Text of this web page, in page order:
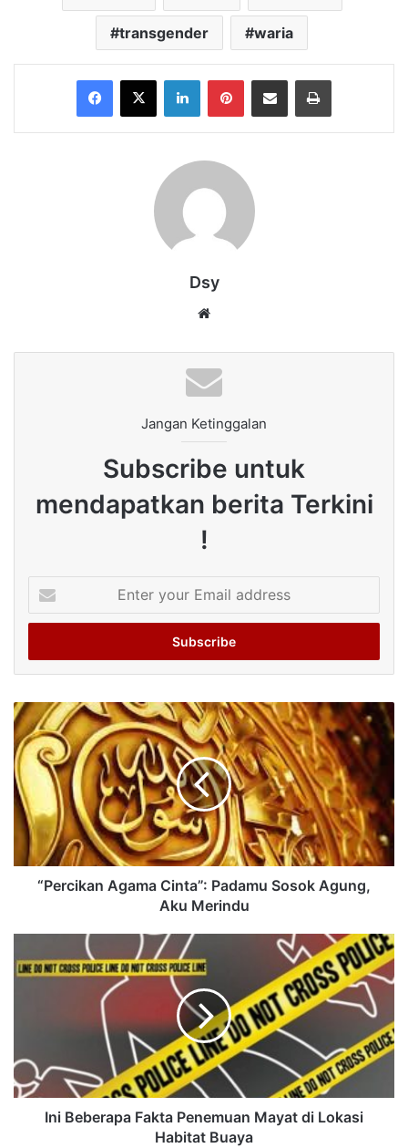
transgender waria
Facebook
X LinkedInPinterestShare via Email Print
Dsy
Jangan Ketinggalan
Subscribe untuk
mendapatkan berita Terkini
!
your
Email
“Percikan Agama Cinta”: Padamu Sosok Agung,
Aku Merindu
Ini Beberapa Fakta Penemuan Mayat di Lokasi
Habitat Buaya